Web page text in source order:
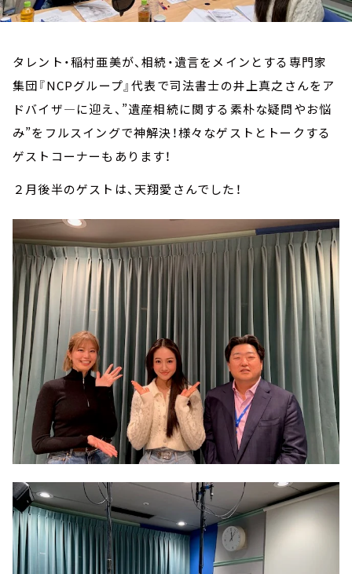
タレント・稲村亜美が、相続・遺言をメインとする専門家
集団『NCPグループ』代表で司法書士の井上真之さんをア
ドバイザ―に迎え、”遺産相続に関する素朴な疑問やお悩
み”をフルスイングで神解決！様々なゲストとトークする
ゲストコーナーもあります！
２月後半のゲストは、天翔愛さんでした！